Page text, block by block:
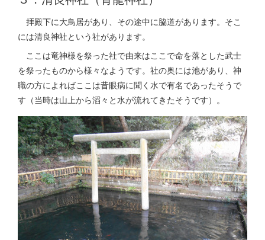
拝殿下に大鳥居があり、その途中に脇道があります。そこ
には清良神社という社があります。
ここは竜神様を祭った社で由来はここで命を落とした武士
を祭ったものから様々なようです。社の奥には池があり、神
職の方によればここは昔眼病に聞く水で有名であったそうで
す（当時は山上から滔々と水が流れてきたそうです）。